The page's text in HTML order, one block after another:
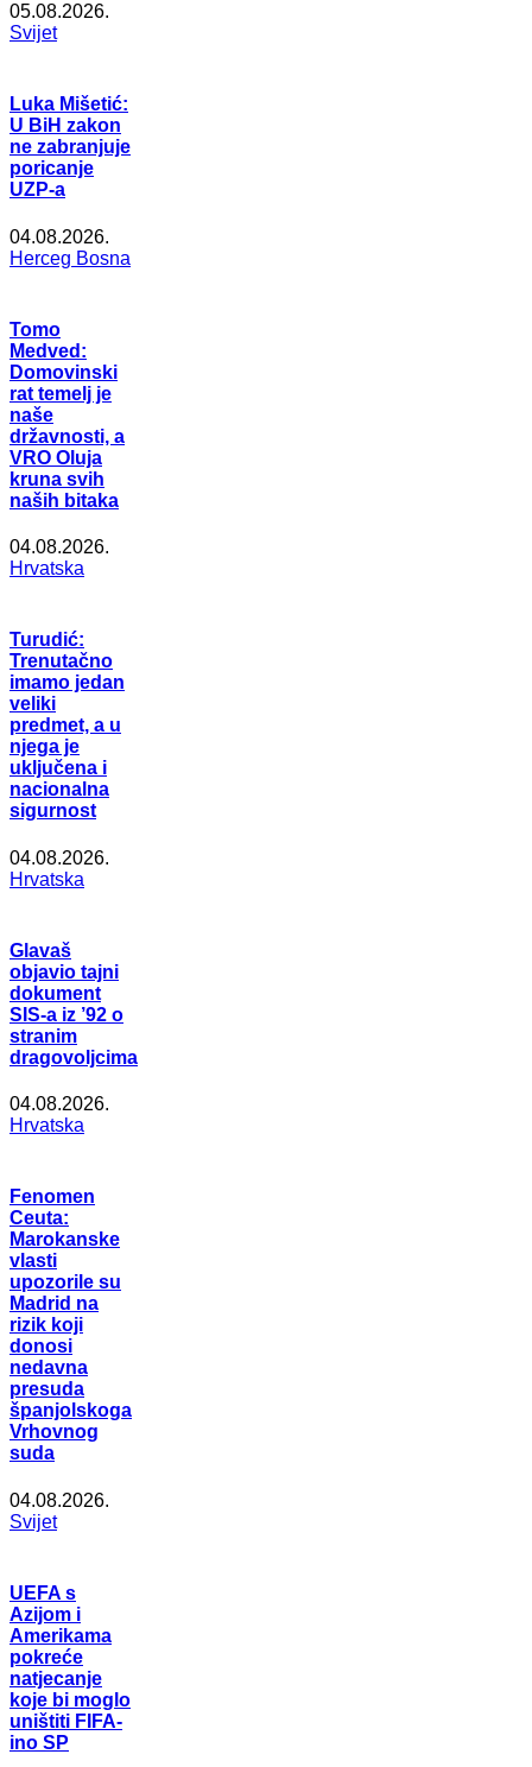
05.08.2026.
Svijet
Luka Mišetić:
U BiH zakon
ne zabranjuje
poricanje
UZP-a
04.08.2026.
Herceg Bosna
Tomo
Medved:
Domovinski
rat temelj je
naše
državnosti, a
VRO Oluja
kruna svih
naših bitaka
04.08.2026.
Hrvatska
Turudić:
Trenutačno
imamo jedan
veliki
predmet, a u
njega je
uključena i
nacionalna
sigurnost
04.08.2026.
Hrvatska
Glavaš
objavio tajni
dokument
SIS-a iz ’92 o
stranim
dragovoljcima
04.08.2026.
Hrvatska
Fenomen
Ceuta:
Marokanske
vlasti
upozorile su
Madrid na
rizik koji
donosi
nedavna
presuda
španjolskoga
Vrhovnog
suda
04.08.2026.
Svijet
UEFA s
Azijom i
Amerikama
pokreće
natjecanje
koje bi moglo
uništiti FIFA-
ino SP